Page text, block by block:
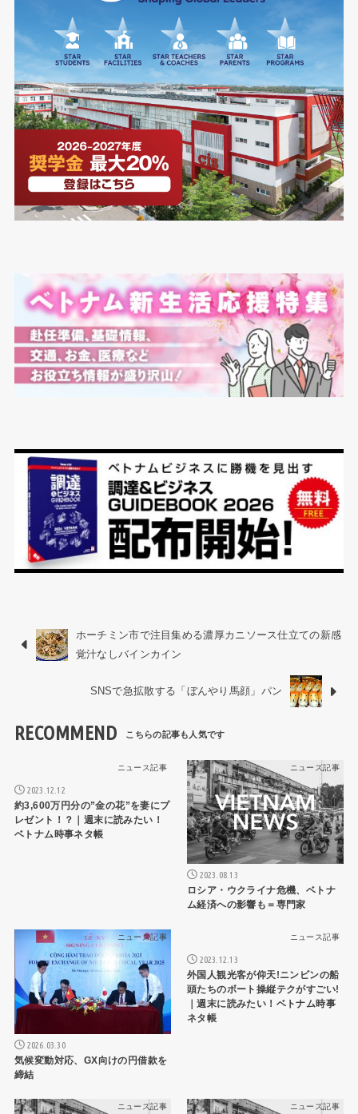
ホーチミン市で注目集める濃厚カニソース仕立ての新感
覚汁なしバインカイン
SNSで急拡散する「ぼんやり馬顔」パン
RECOMMEND
ニュース記事
2023.12.12
約3,600万円分の”金の花”を妻にプ
レゼント！？｜週末に読みたい！
ベトナム時事ネタ帳
ニュース記事
2023.08.13
ロシア・ウクライナ危機、ベトナ
ム経済への影響も＝専門家
ニュース記事
2026.03.30
気候変動対応、GX向けの円借款を
締結
ニュース記事
2023.12.13
外国人観光客が仰天!ニンビンの船
頭たちのボート操縦テクがすごい!
｜週末に読みたい！ベトナム時事
ネタ帳
ニュース記事 ニュース記事